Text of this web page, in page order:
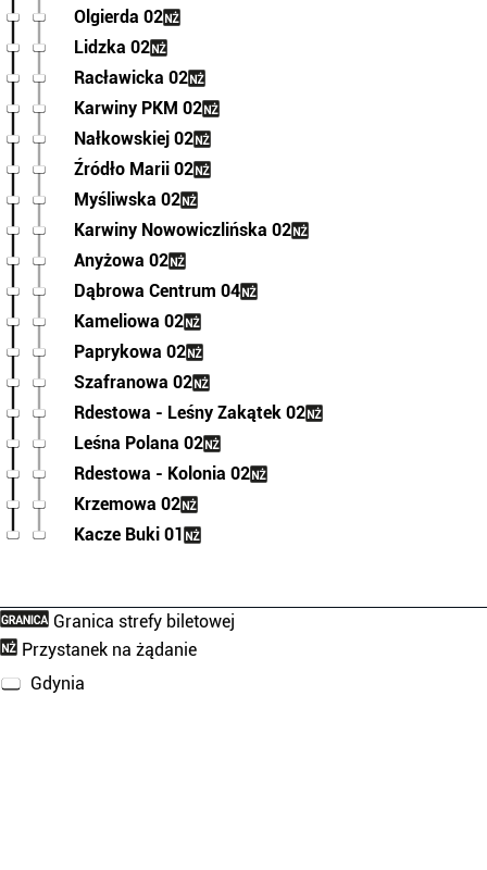
Olgierda 02
Lidzka 02
Racławicka 02
Karwiny PKM 02
Nałkowskiej 02
Źródło Marii 02
Myśliwska 02
Karwiny Nowowiczlińska 02
Anyżowa 02
Dąbrowa Centrum 04
Kameliowa 02
Paprykowa 02
Szafranowa 02
Rdestowa - Leśny Zakątek 02
Leśna Polana 02
Rdestowa - Kolonia 02
Krzemowa 02
Kacze Buki 01
Granica strefy biletowej
Przystanek na żądanie
Gdynia